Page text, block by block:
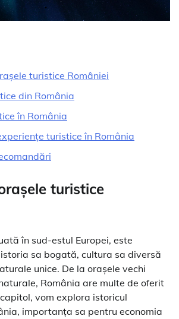
turistice României
din România
în România
turistice în România
turistice
în sud-estul Europei, este
sa bogată, cultura sa diversă
unice. De la orașele vechi
România are multe de oferit
vom explora istoricul
importanța sa pentru economia